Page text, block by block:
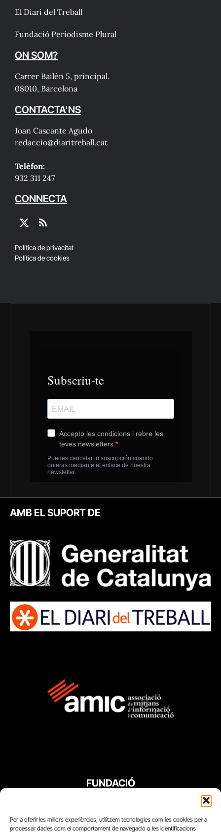
Per a oferir les millors experiències, utilitzem tecnologies com les cookies per a
processar dades com el comportament de navegació o les identificacions
El Diari del Treball
Fundació Periodisme Plural
ON SOM?
Carrer Bailén 5, principal.
08010, Barcelona
CONTACTA'NS
Joan Cascante Agudo
redaccio@diaritreball.cat
Telèfon:
932 311 247
CONNECTA
X
RSS
Política de privacitat
Política de cookies
AMB EL SUPORT DE
FUNDACIÓ